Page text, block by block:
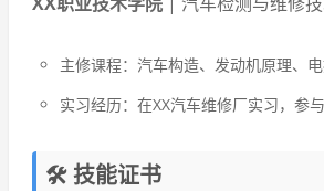
主修课程：汽车构造、发动机原理、
实习经历：在XX汽车维修厂实习，参
🛠️ 技能证书